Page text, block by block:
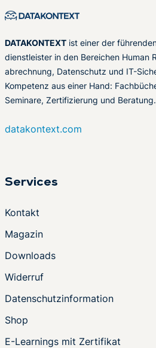
DATAKONTEXT ist einer der
dienstleister in den Bereichen Human
abrechnung, Datenschutz und IT-
Kompetenz aus einer Hand:
Seminare, Zertifizierung und Beratung.
datakontext.com
Services
Kontakt
Magazin
Downloads
Widerruf
Datenschutzinformation
Shop
E-Learnings mit Zertifikat